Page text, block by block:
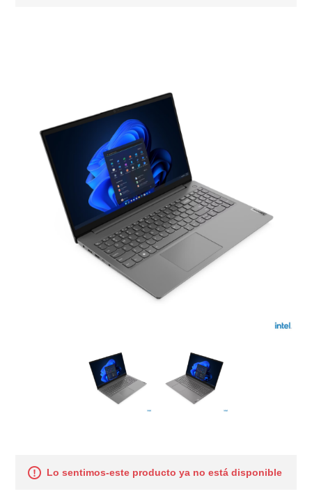
Lo sentimos-este producto ya no está disponible